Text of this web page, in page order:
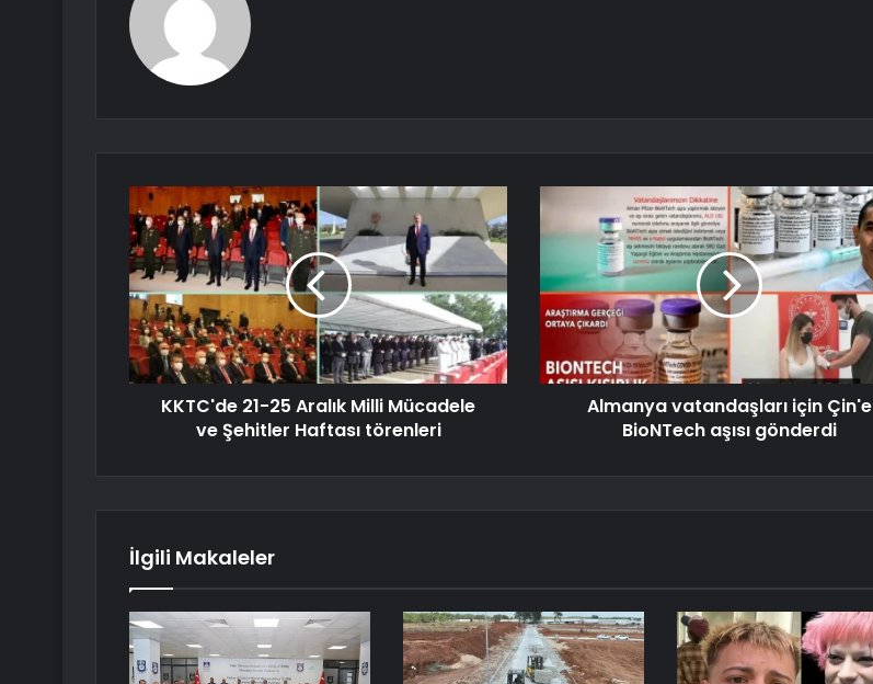
KKTC'de 21-25 Aralık Milli Mücadele
ve Şehitler Haftası törenleri
Almanya vatandaşları için Çin'e
BioNTech aşısı gönderdi
İlgili Makaleler